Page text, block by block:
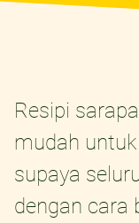
Resipi
mudah
supaya
dengan cara